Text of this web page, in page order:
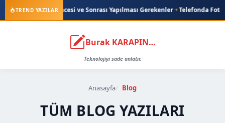
TREND YAZILAR
Öncesi ve Sonrası Yapılması Gerekenler Telefonda Fotoğrafları
Burak KARAPINAR
Teknolojiyi sade anlatır.
Anasayfa Blog
TÜM BLOG YAZILARI